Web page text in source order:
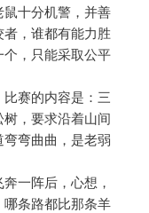
十分机警，并善
，谁都有能力胜
，只能采取公平
赛的内容是：三
，要求沿着山间
弯曲曲，是老弱
一阵后，心想，
条路都比那条羊